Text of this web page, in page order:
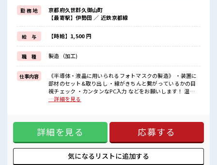
職場は、
クリーンルーム内で室内の温度・湿度もキチンと管理されており、
季節に関係なく年間通して働きやすい環境です。
無料の駐車場が完備されているのでマイカー通勤OK！
もちろん通勤交通費支給！
受入れ体制もバッチリ◎気になった方はお気軽にご応募ください
ネ！
■職場の雰囲気
《20代～30代の男性スタッフさん多数カツヤク中》
キレイ&空調完備でカイテキな職場環境☆
近くにコンビニがあるので便利♪
無料駐車場があるのでマイカー通勤OK！
勤 務 地
京都府久世郡久御山町
【最寄駅】伊勢田 ／ 近鉄京都線
給 与 【時給】1,500 円
職 種 製造（加工)
仕事内容
《半導体・液晶に用いられるフォトマスクの製造》 ・装置に
部材のセット&取り出し ・線がきちんと繋がっているかの目
視チェック ・カンタンなPC入力 などをお願いします！ 温度
23℃、湿度40～50%のクリーンルームでの作業！ ■お仕事PR
ある方も気軽に応募OK。 頑張り次第では直接雇用になる可能
性もありますよ※規定有★ 職場は、 クリーンルーム内で室内
の温度・湿度もキチンと管理されており、 季節に関係なく年
間通して働きやすい環境です。 無料の駐車場が完備されてい
るのでマイカー通勤OK！ もちろん通勤交通費支給！ 受入れ
体制もバッチリ◎気になった方はお気軽にご応募ください
…詳細を見る
詳細を見る 応募する
気になるリストに追加する